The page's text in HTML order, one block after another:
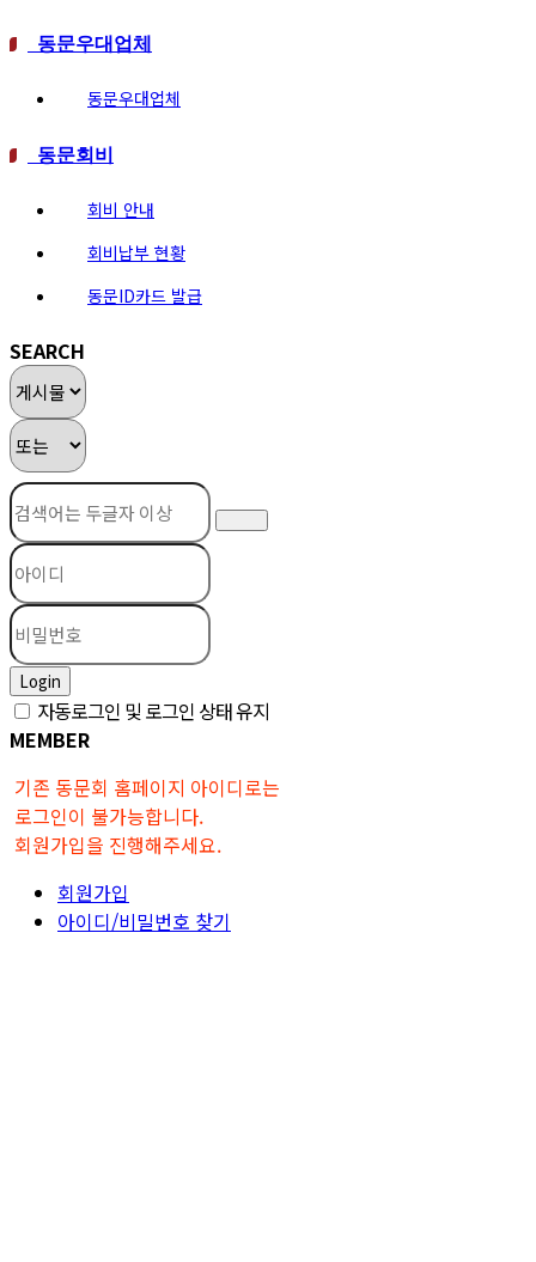
동문우대업체
동문우대업체
동문회비
회비 안내
회비납부 현황
동문ID카드 발급
SEARCH
Login
자동로그인 및 로그인 상태 유지
MEMBER
기존 동문회 홈페이지 아이디로는
로그인이 불가능합니다.
회원가입을 진행해주세요.
회원가입
아이디/비밀번호 찾기